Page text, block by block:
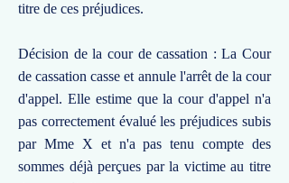
titre de ces préjudices.
Décision de la cour de cassation : La Cour
de cassation casse et annule l'arrêt de la cour
d'appel. Elle estime que la cour d'appel n'a
pas correctement évalué les préjudices subis
par Mme X et n'a pas tenu compte des
sommes déjà perçues par la victime au titre